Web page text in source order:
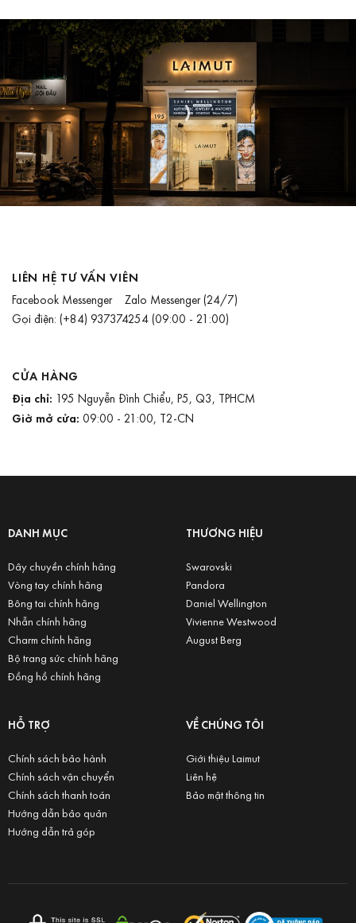
LIÊN HỆ TƯ VẤN VIÊN
Facebook Messenger Zalo Messenger(24/7)
Gọi điện: (+84) 937374254(09:00 - 21:00)
CỬA HÀNG
Địa chỉ: 195 Nguyễn Đình Chiểu, P5, Q3, TPHCM
Giờ mở cửa: 09:00 - 21:00, T2-CN
DANH MỤC
Dây chuyền chính hãng
Vòng tay chính hãng
Bông tai chính hãng
Nhẫn chính hãng
Charm chính hãng
Bộ trang sức chính hãng
Đồng hồ chính hãng
THƯƠNG HIỆU
Swarovski
Pandora
Daniel Wellington
Vivienne Westwood
August Berg
HỖ TRỢ
Chính sách bảo hành
Chính sách vận chuyển
Chính sách thanh toán
Hướng dẫn bảo quản
Hướng dẫn trả góp
VỀ CHÚNG TÔI
Giới thiệu Laimut
Liên hệ
Bảo mật thông tin